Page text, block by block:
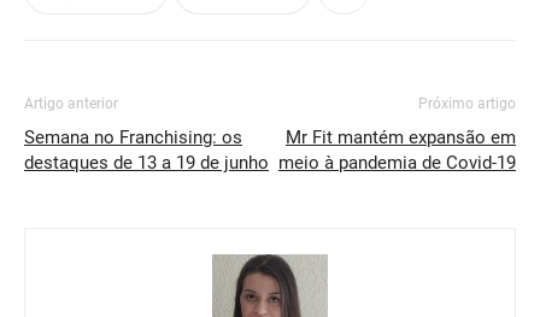
Artigo anterior
Semana no Franchising: os
destaques de 13 a 19 de junho
Próximo artigo
Mr Fit mantém expansão em
meio à pandemia de Covid-19